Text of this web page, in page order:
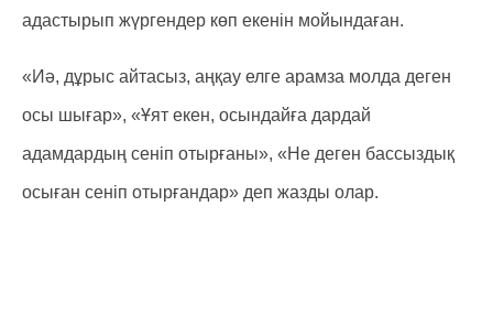
адастырып жүргендер көп екенін мойындаған.
«Иә, дұрыс айтасыз, аңқау елге арамза молда деген
осы шығар», «Ұят екен, осындайға дардай
адамдардың сеніп отырғаны», «Не деген бассыздық
осыған сеніп отырғандар» деп жазды олар.